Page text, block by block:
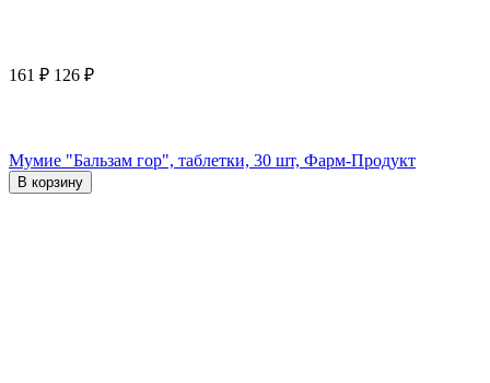
161 ₽ 126 ₽
Мумие "Бальзам гор", таблетки, 30 шт, Фарм-Продукт
В корзину